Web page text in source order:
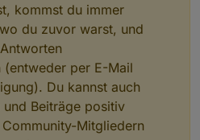
kommst du immer
du zuvor warst, und
(entweder per E-Mail
Du kannst auch
und Beiträge positiv
Mitgliedern